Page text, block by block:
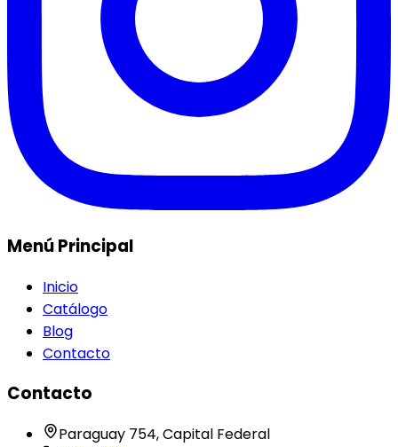
Menú Principal
Inicio
Catálogo
Blog
Contacto
Contacto
Paraguay 754, Capital Federal